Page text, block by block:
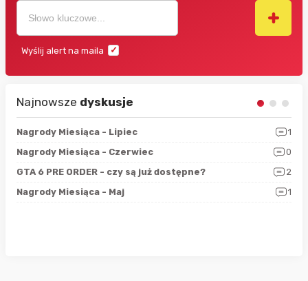
Wyślij alert na maila
Najnowsze dyskusje
Nagrody Miesiąca - Lipiec
1
Nagrody Miesiąca - Czerwiec
0
GTA 6 PRE ORDER - czy są już dostępne?
2
Nagrody Miesiąca - Maj
1